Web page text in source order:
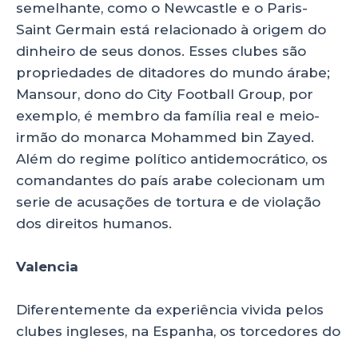
semelhante, como o Newcastle e o Paris-
Saint Germain está relacionado à origem do
dinheiro de seus donos. Esses clubes são
propriedades de ditadores do mundo árabe;
Mansour, dono do City Football Group, por
exemplo, é membro da família real e meio-
irmão do monarca Mohammed bin Zayed.
Além do regime político antidemocrático, os
comandantes do país arabe colecionam um
serie de acusações de tortura e de violação
dos direitos humanos.
Valencia
Diferentemente da experiência vivida pelos
clubes ingleses, na Espanha, os torcedores do